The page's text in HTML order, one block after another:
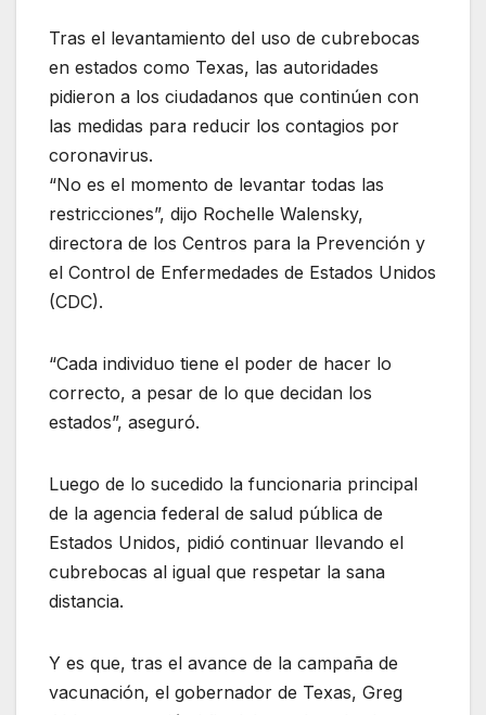
Tras el levantamiento del uso de cubrebocas
en estados como Texas, las autoridades
pidieron a los ciudadanos que continúen con
las medidas para reducir los contagios por
coronavirus.
“No es el momento de levantar todas las
restricciones”, dijo Rochelle Walensky,
directora de los Centros para la Prevención y
el Control de Enfermedades de Estados Unidos
(CDC).
“Cada individuo tiene el poder de hacer lo
correcto, a pesar de lo que decidan los
estados”, aseguró.
Luego de lo sucedido la funcionaria principal
de la agencia federal de salud pública de
Estados Unidos, pidió continuar llevando el
cubrebocas al igual que respetar la sana
distancia.
Y es que, tras el avance de la campaña de
vacunación, el gobernador de Texas, Greg